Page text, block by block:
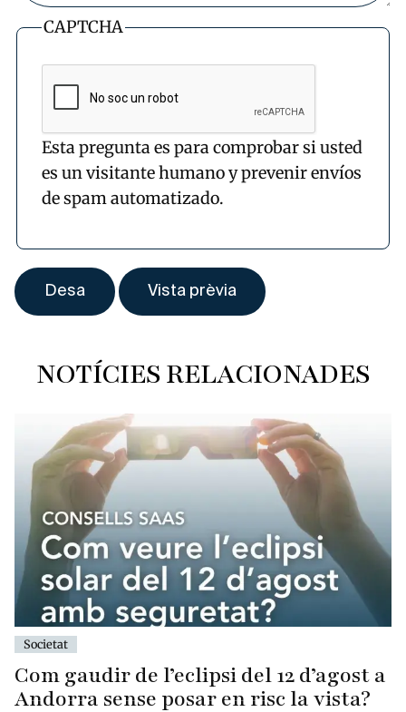
CAPTCHA
Esta pregunta es para comprobar si usted
es un visitante humano y prevenir envíos
de spam automatizado.
NOTÍCIES RELACIONADES
Societat
Com gaudir de l’eclipsi del 12 d’agost a
Andorra sense posar en risc la vista?